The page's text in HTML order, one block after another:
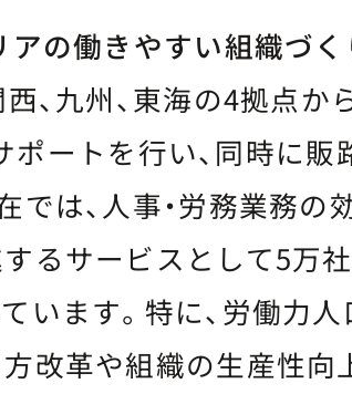
の働きやすい組織づく
、九州、東海の4拠点か
ポートを行い、同時に販
では、人事・労務業務の
るサービスとして5万
います。特に、労働力
改革や組織の生産性向